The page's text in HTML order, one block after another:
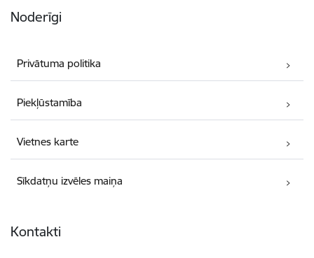
Noderīgi
Privātuma politika
Piekļūstamība
Vietnes karte
Sīkdatņu izvēles maiņa
Kontakti